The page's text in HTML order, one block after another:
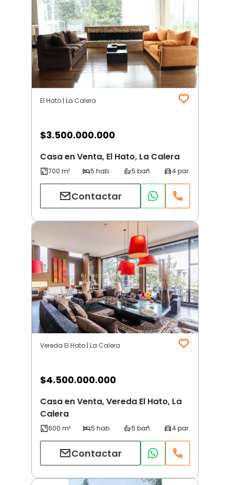
El Hato | La Calera
$3.500.000.000
Casa en Venta, El Hato, La Calera
Contactar
Vereda El Hato | La Calera
$4.500.000.000
Casa en Venta, Vereda El Hato, La
Calera
Contactar